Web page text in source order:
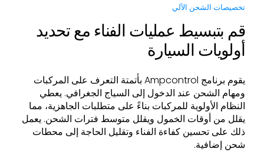
تخصيصات الشحن الآلي
قم بتبسيط عمليات الفناء مع تحديد
أولويات السيارة
يقوم برنامج Ampcontrol بأتمتة التعرف على المركبات
ومهام الشحن عند الدخول إلى السياج الجغرافي. يعطي
النظام الأولوية للمركبات بناءً على متطلبات الجاهزية، مما
يقلل من أوقات الخمول ويقلل متوسط فترات الشحن. يعمل
ذلك على تحسين كفاءة الفناء وتقليل الحاجة إلى محطات
شحن إضافية.